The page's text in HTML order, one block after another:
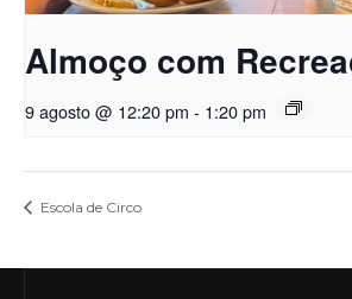
Almoço com
9 agosto @ 12:20 pm - 1:20 pm
Escola de Circo